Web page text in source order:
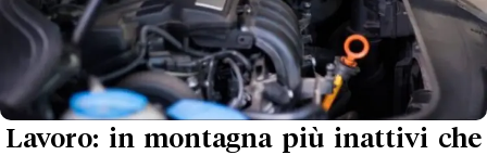
Lavoro: in montagna più inattivi che